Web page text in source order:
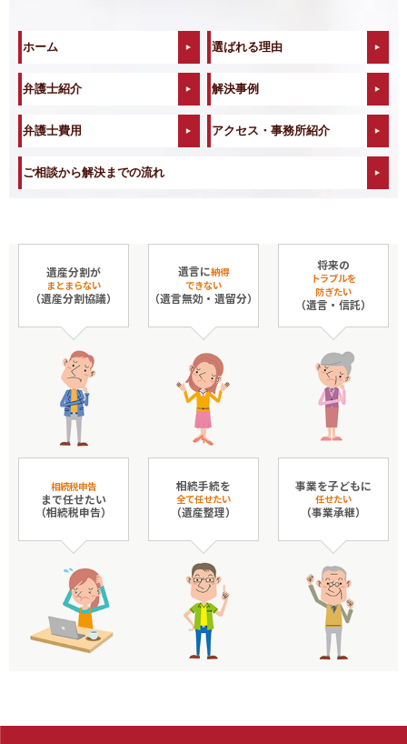
ホーム 選ばれる理由
弁護士紹介 解決事例
弁護士費用 アクセス・事務所紹介
ご相談から解決までの流れ
遺産分割が
まとまらない
（遺産分割協議）
遺言に納得
できない
（遺言無効・遺留分）
将来の
トラブルを
防ぎたい
（遺言・信託）
相続税申告
まで任せたい
（相続税申告）
相続手続を
全て任せたい
（遺産整理）
事業を子どもに
任せたい
（事業承継）